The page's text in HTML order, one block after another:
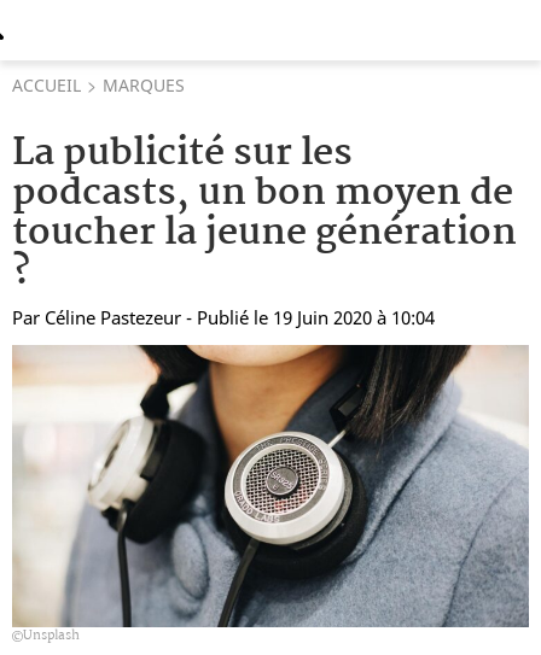
ACCUEIL MARQUES
La publicité sur les
podcasts, un bon moyen de
toucher la jeune génération
?
Par Céline Pastezeur - Publié le 19 Juin 2020 à 10:04
Unsplash